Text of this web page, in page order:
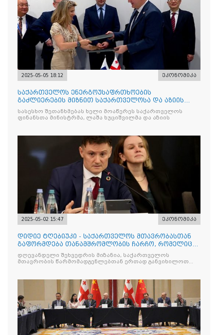
2025-05-05 18:12 ეკონომიკა
საქართველოს ენერგოუსაფრთხოების
გაძლიერების მიზნით საქართველოსა და აზიის
განვითარების ბანკს შორის შეთ
სასესხო შეთანხმებას ხელი მოაწერეს საქართველოს
ფინანსთა მინისტრმა, ლაშა ხუციშვილმა და აზიის
2025-05-02 15:47 ეკონომიკა
დიდიე ტღებიუკი - საქართველოს მთავრობასთან
გაფორმდება თანამშრომლობის ჩარჩო, რომელიც
იქნება მნიშვნელოვ
დღევანდელი შეხვედრის მიზანია, საქართველოს
მთავრობის წარმომადგენლებთან ერთად განვიხილოთ